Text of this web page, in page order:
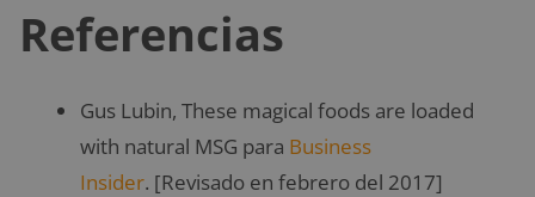
Referencias
Gus Lubin, These magical foods are loaded
with natural MSG para Business
Insider. [Revisado en febrero del 2017]